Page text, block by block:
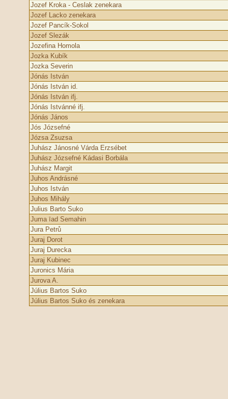
Jozef Kroka - Ceslak zenekara
Jozef Lacko zenekara
Jozef Pancík-Sokol
Jozef Slezák
Jozefina Homola
Jozka Kubík
Jozka Severin
Jónás István
Jónás István id.
Jónás István ifj.
Jónás Istvánné ifj.
Jónás János
Jós Józsefné
Józsa Zsuzsa
Juhász Jánosné Várda Erzsébet
Juhász Józsefné Kádasi Borbála
Juhász Margit
Juhos Andrásné
Juhos István
Juhos Mihály
Julius Barto Suko
Juma īad Semahin
Jura Petrů
Juraj Dorot
Juraj Durecka
Juraj Kubinec
Juronics Mária
Jurova A.
Július Bartos Suko
Július Bartos Suko és zenekara